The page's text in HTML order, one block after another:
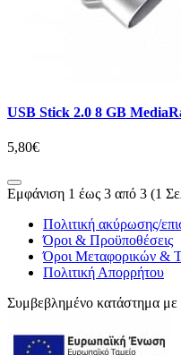
USB Stick 2.0 8 GB
5,80€
Εμφάνιση 1 έως 3 από 3 (1
Πολιτική ακύρωσης/
Όροι & Προϋποθέσεις
Όροι Μεταφορικών &
Πολιτική Απορρήτου
Συμβεβλημένο κατάστημα